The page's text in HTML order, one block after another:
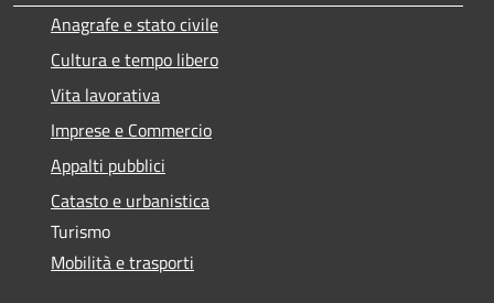
Anagrafe e stato civile
Cultura e tempo libero
Vita lavorativa
Imprese e Commercio
Appalti pubblici
Catasto e urbanistica
Turismo
Mobilità e trasporti